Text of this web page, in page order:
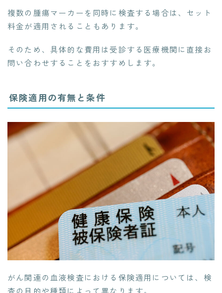
複数の腫瘍マーカーを同時に検査する場合は、セット
料金が適用されることもあります。
そのため、具体的な費用は受診する医療機関に直接お
問い合わせすることをおすすめします。
保険適用の有無と条件
がん関連の血液検査における保険適用については、検
査の目的や種類によって異なります。